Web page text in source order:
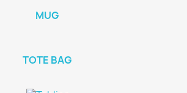
MUG
TOTE BAG